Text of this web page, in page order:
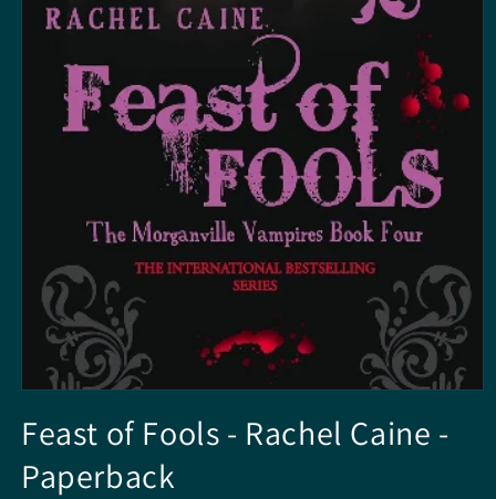
openen
in
modaal
Feast of Fools - Rachel Caine -
Paperback